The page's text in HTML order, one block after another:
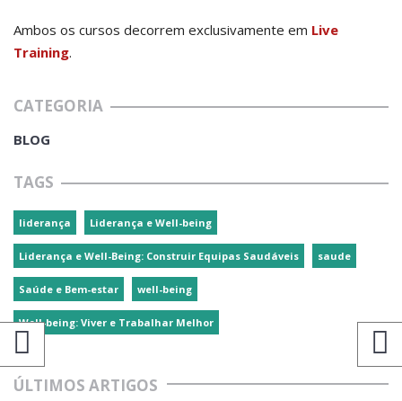
Ambos os cursos decorrem exclusivamente em Live
Training.
CATEGORIA
BLOG
TAGS
liderança Liderança e Well-being
Liderança e Well-Being: Construir Equipas Saudáveis saude
Saúde e Bem-estar well-being
Well-being: Viver e Trabalhar Melhor
ÚLTIMOS ARTIGOS